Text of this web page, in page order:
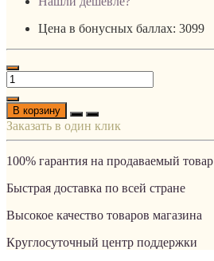
Цена в бонусных баллах: 3099
В корзину
Заказать в один клик
100% гарантия на продаваемый товар
Быстрая доставка по всей стране
Высокое качество товаров магазина
Круглосуточный центр поддержки